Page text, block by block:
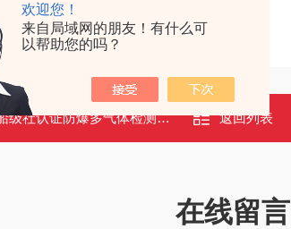
欢迎您！
来自局域网的朋友！有什么可
以帮助您的吗？
认证防爆多气体检测仪XP-302M 返回列表
在线留言